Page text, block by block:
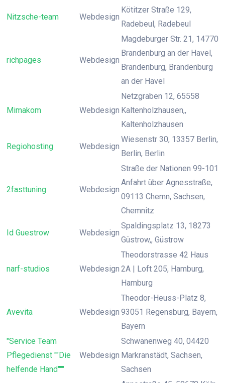
Nitzsche-team Webdesign
Kötitzer Straße 129,
Radebeul, Radebeul
richpages Webdesign
Magdeburger Str. 21, 14770
Brandenburg an der Havel,
Brandenburg, Brandenburg
an der Havel
Mimakom Webdesign
Netzgraben 12, 65558
Kaltenholzhausen,,
Kaltenholzhausen
Regiohosting Webdesign
Wiesenstr 30, 13357 Berlin,
Berlin, Berlin
2fasttuning Webdesign
Straße der Nationen 99-101
Anfahrt über Agnesstraße,
09113 Chemn, Sachsen,
Chemnitz
Id Guestrow Webdesign
Spaldingsplatz 13, 18273
Güstrow,, Güstrow
narf-studios Webdesign
Theodorstrasse 42 Haus
2A | Loft 205, Hamburg,
Hamburg
Avevita Webdesign
Theodor-Heuss-Platz 8,
93051 Regensburg, Bayern,
Bayern
"Service Team
Pflegedienst ""Die
helfende Hand"""
Webdesign
Schwanenweg 40, 04420
Markranstädt, Sachsen,
Sachsen